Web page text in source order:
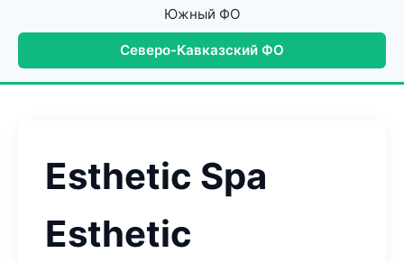
Южный ФО
Северо-Кавказский ФО
Esthetic Spa
Esthetic